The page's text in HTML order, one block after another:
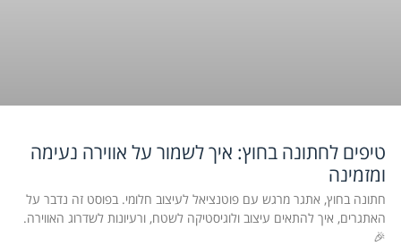
טיפים לחתונה בחוץ: איך לשמור על אווירה נעימה
ומזמינה
חתונה בחוץ, אתגר מרגש עם פוטנציאל לעיצוב חלומי. בפוסט זה נדבר על
האתגרים, איך להתאים עיצוב ולוגיסטיקה לשטח, ורעיונות לשדרוג האווירה.
🎉